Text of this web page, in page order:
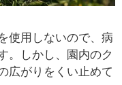
使用しないので、病
。しかし、園内のク
広がりをくい止めて